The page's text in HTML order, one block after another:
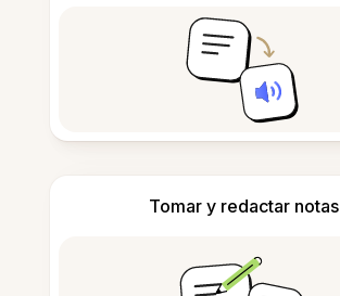
Tomar y redactar notas